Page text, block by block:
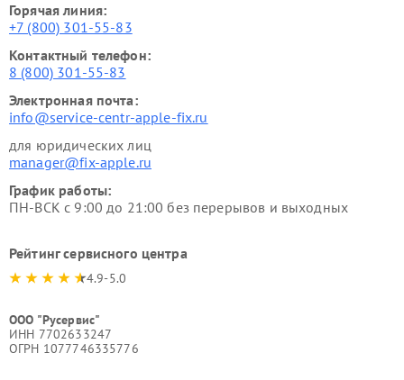
Горячая линия:
+7 (800) 301-55-83
Контактный телефон:
8 (800) 301-55-83
Электронная почта:
info@service-centr-apple-fix.ru
для юридических лиц
manager@fix-apple.ru
График работы:
ПН-ВСК с 9:00 до 21:00 без перерывов и выходных
Рейтинг сервисного центра
4.9-5.0
ООО "Русервис"
ИНН 7702633247
ОГРН 1077746335776